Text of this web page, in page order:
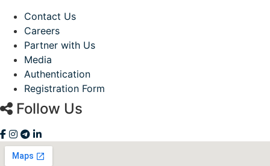
Contact Us
Careers
Partner with Us
Media
Authentication
Registration Form
Follow Us